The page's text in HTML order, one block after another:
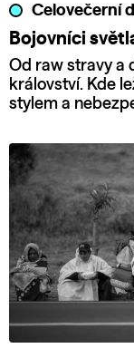
Celovečerní
Bojovníci
Od raw stravy a
království. Kde
stylem a